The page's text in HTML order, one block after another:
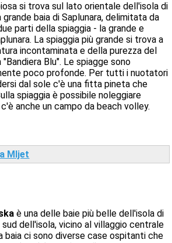
si trova sul lato orientale dell'isola di
baia di Saplunara, delimitata da
parti della spiaggia - la grande e
La spiaggia più grande si trova a
incontaminata e della purezza del
Blu". Le spiagge sono
poco profonde. Per tutti i nuotatori
dal sole c'è una fitta pineta che
spiaggia è possibile noleggiare
anche un campo da beach volley.
Mljet
è una delle baie più belle dell'isola di
dell'isola, vicino al villaggio centrale
baia ci sono diverse case ospitanti che